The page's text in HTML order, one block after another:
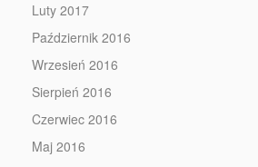
Luty 2017
Październik 2016
Wrzesień 2016
Sierpień 2016
Czerwiec 2016
Maj 2016